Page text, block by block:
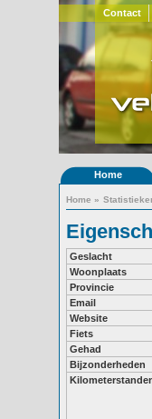
Contact
Home
Home »
Geslacht
Woonplaats
Provincie
Email
Website
Fiets
Gehad
Bijzonderheden